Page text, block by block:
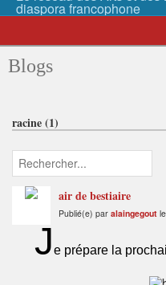
Blogs
racine (1)
air de bestiaire
Publié(e) par alaingegout
Je prépare la